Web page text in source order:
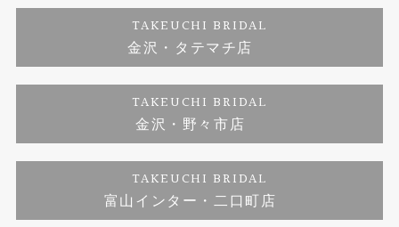
婚約ネックレス
ダイヤモンド
ジュエリーリフォーム
プロポーズサポート
ブランドリスト
福井指輪工房｜手作りペアリング
福井指輪工房｜手作り結婚指輪 and 婚約指輪
お客様の声
プライバシーポリシー
TAKEUCHI BRIDAL
金沢・タテマチ店
TAKEUCHI BRIDAL
金沢・野々市店
TAKEUCHI BRIDAL
富山インター・二口町店